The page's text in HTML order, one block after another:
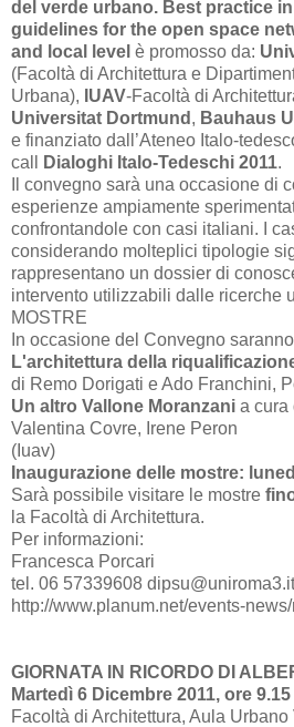
del verde urbano. Best practice
guidelines for the open space
and local level è promosso da:
(Facoltà di Architettura e
Urbana), IUAV-Facoltà di
Universitat Dortmund , Bauhaus
e finanziato dall’Ateneo Italo-
call
Dialoghi Italo-Tedeschi 2011.
Il convegno sarà una occasione di
esperienze ampiamente
confrontandole con casi italiani. I
considerando molteplici tipologie
rappresentano un dossier di
intervento utilizzabili dalle ricerche
MOSTRE
In occasione del Convegno
L'architettura della
di Remo Dorigati e Ado Franchini,
Un altro Vallone Moranzani a cura
Valentina Covre, Irene Peron
(Iuav)
Inaugurazione delle mostre:
Sarà possibile visitare le mostre
la Facoltà di Architettura.
Per informazioni:
Francesca Porcari
tel. 06 57339608 dipsu@uniroma3.it
http://www.planum.net/events-
GIORNATA IN RICORDO DI
Martedì 6 Dicembre 2011, ore 9.15
Facoltà di Architettura, Aula Urbano